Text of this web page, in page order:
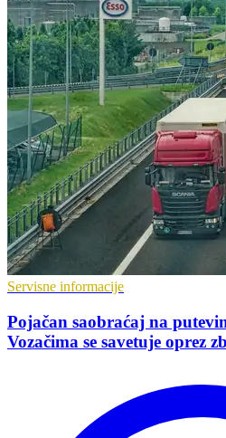
Servisne informacije
Pojačan saobraćaj na
Vozačima se savetuje oprez